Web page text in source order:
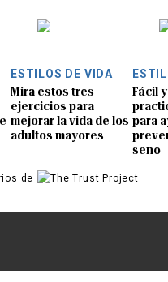
ESTILOS DE VIDA
Mira estos tres
ejercicios para
mejorar la vida de los
adultos mayores
Fácil
para
seno
de